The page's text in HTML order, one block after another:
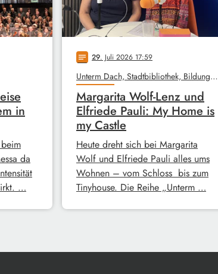
in
da
…
notes 29. Juli 2026 17:59
Unterm Dach, Stadtbibliothek, Bildungswerk
Margarita Wolf-Lenz und
Elfriede Pauli: My Home is
my Castle
Heute dreht sich bei Margarita
Wolf und Elfriede Pauli alles ums
Wohnen – vom Schloss bis zum
Tinyhouse. Die Reihe „Unterm …